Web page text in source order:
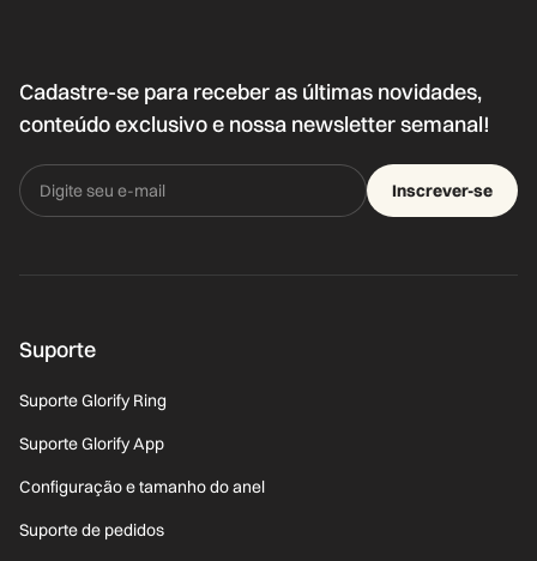
Cadastre-se para receber as últimas novidades,
conteúdo exclusivo e nossa newsletter semanal!
Inscrever-se
Suporte
Suporte Glorify Ring
Suporte Glorify App
Configuração e tamanho do anel
Suporte de pedidos